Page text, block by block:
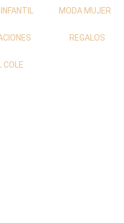
MODA MUJER
REGALOS
COLE